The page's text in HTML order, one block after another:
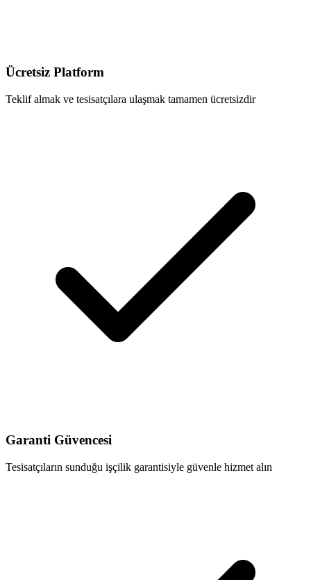
Ücretsiz Platform
Teklif almak ve tesisatçılara ulaşmak tamamen ücretsizdir
Garanti Güvencesi
Tesisatçıların sunduğu işçilik garantisiyle güvenle hizmet alın